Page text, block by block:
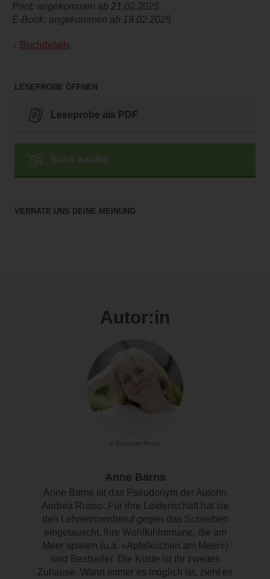
Print: angekommen ab 21.02.2025
E-Book: angekommen ab 19.02.2025
Buchdetails
LESEPROBE ÖFFNEN
Leseprobe als PDF
Buch kaufen
VERRATE UNS DEINE MEINUNG
Autor:in
© Salvatore Russo
Anne Barns
Anne Barns ist das Pseudonym der Autorin
Andrea Russo. Für ihre Leidenschaft hat sie
den Lehrerinnenberuf gegen das Schreiben
eingetauscht. Ihre Wohlfühlromane, die am
Meer spielen (u.a. «Apfelkuchen am Meer»)
sind Bestseller. Die Küste ist ihr zweites
Zuhause. Wann immer es möglich ist, zieht es